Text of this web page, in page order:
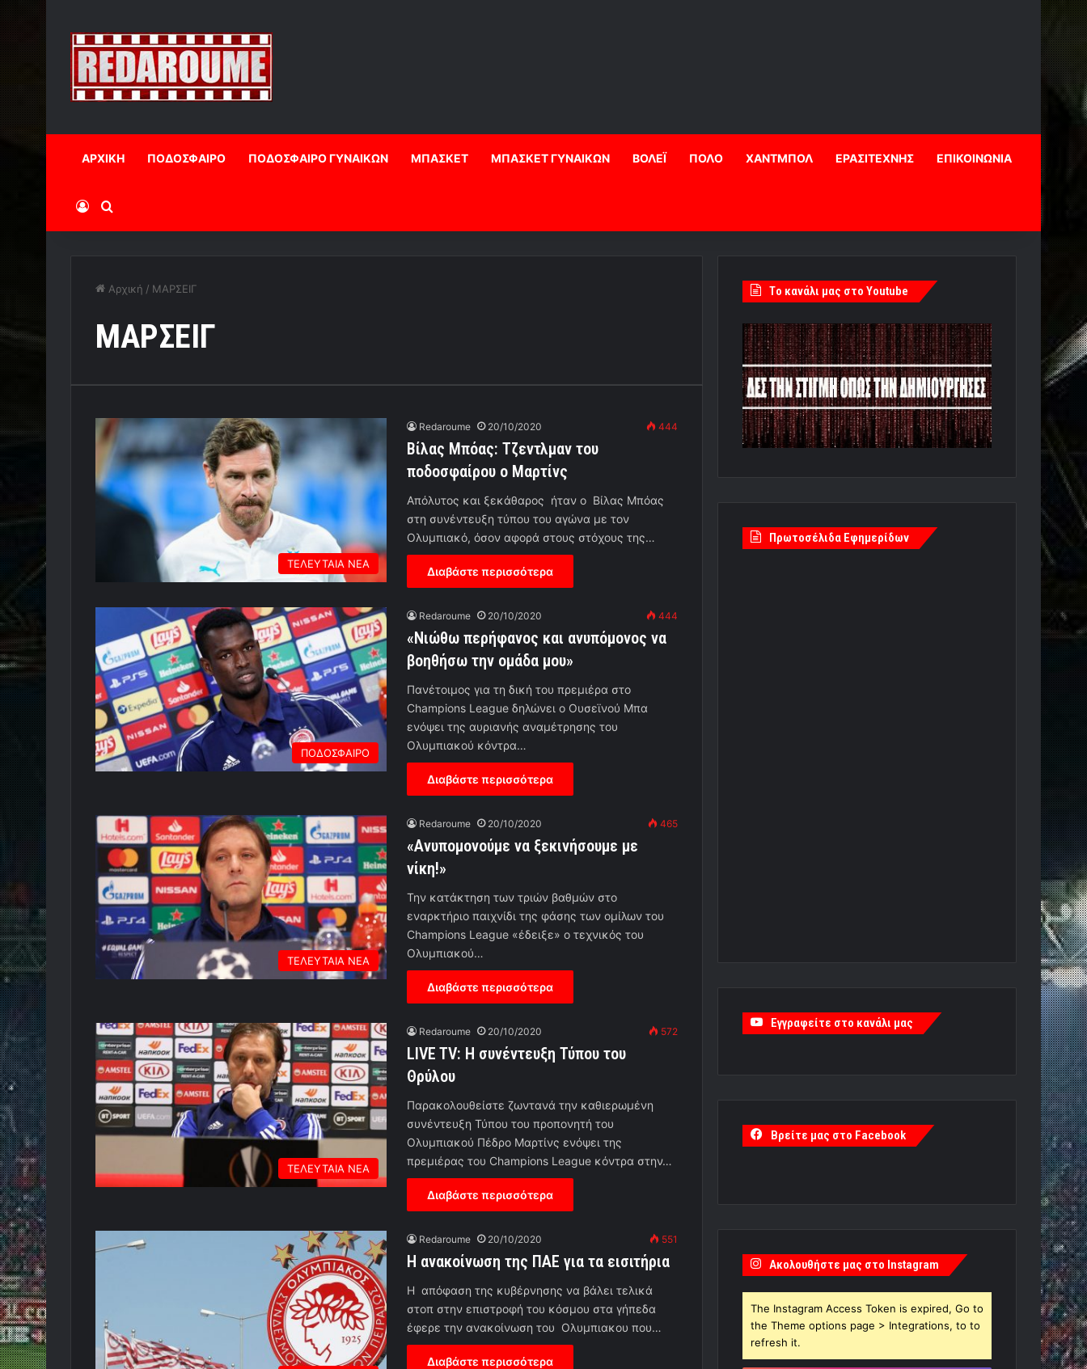
ΑΡΧΙΚΗ ΠΟΔΟΣΦΑΙΡΟ ΠΟΔΟΣΦΑΙΡΟ ΓΥΝΑΙΚΩΝ ΜΠΑΣΚΕΤ ΜΠΑΣΚΕΤ ΓΥΝΑΙΚΩΝ ΒΟΛΕΪ ΠΟΛΟ ΧΑΝΤΜΠΟΛ ΕΡΑΣΙΤΕΧΝΗΣ ΕΠΙΚΟΙΝΩΝΙΑ
Log InΑναζήτηση
Αρχική / ΜΑΡΣΕΙΓ
ΜΑΡΣΕΙΓ
ΤΕΛΕΥΤΑΙΑ ΝΕΑ
Redaroume 20/10/2020 444
Βίλας Μπόας: Τζεντλμαν του
ποδοσφαίρου ο Μαρτίνς
Aπόλυτος και ξεκάθαρος ήταν ο Βίλας Μπόας
στη συνέντευξη τύπου του αγώνα με τον
Ολυμπιακό, όσον αφορά στους στόχους της…
Διαβάστε περισσότερα
ΠΟΔΟΣΦΑΙΡΟ
Redaroume 20/10/2020 444
«Νιώθω περήφανος και ανυπόμονος να
βοηθήσω την ομάδα μου»
Πανέτοιμος για τη δική του πρεμιέρα στο
Champions League δηλώνει ο Ουσεϊνού Μπα
ενόψει της αυριανής αναμέτρησης του
Ολυμπιακού κόντρα…
Διαβάστε περισσότερα
ΤΕΛΕΥΤΑΙΑ ΝΕΑ
Redaroume 20/10/2020 465
«Ανυπομονούμε να ξεκινήσουμε με
νίκη!»
Την κατάκτηση των τριών βαθμών στο
εναρκτήριο παιχνίδι της φάσης των ομίλων του
Champions League «έδειξε» ο τεχνικός του
Ολυμπιακού…
Διαβάστε περισσότερα
ΤΕΛΕΥΤΑΙΑ ΝΕΑ
Redaroume 20/10/2020 572
LIVE TV: Η συνέντευξη Τύπου του
Θρύλου
Παρακολουθείστε ζωντανά την καθιερωμένη
συνέντευξη Τύπου του προπονητή του
Ολυμπιακού Πέδρο Μαρτίνς ενόψει της
πρεμιέρας του Champions League κόντρα στην…
Διαβάστε περισσότερα
Redaroume 20/10/2020 551
Η ανακοίνωση της ΠΑΕ για τα εισιτήρια
H απόφαση της κυβέρνησης να βάλει τελικά
στοπ στην επιστροφή του κόσμου στα γήπεδα
έφερε την ανακοίνωση του Ολυμπιακου που…
Διαβάστε περισσότερα
Tο κανάλι μας στο Youtube
Πρωτοσέλιδα Εφημερίδων
Εγγραφείτε στο κανάλι μας
Βρείτε μας στο Facebook
Ακολουθήστε μας στο Instagram
The Instagram Access Token is expired, Go to
the Theme options page > Integrations, to to
refresh it.